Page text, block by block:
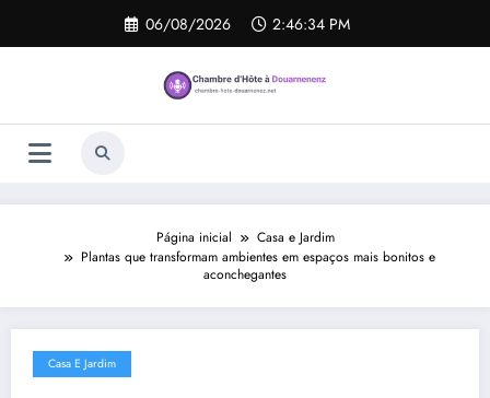
o
06/08/2026 2:46:35 PM
Página inicial
Casa e Jardim
Plantas que transformam ambientes em espaços mais bonitos e
aconchegantes
Casa E Jardim